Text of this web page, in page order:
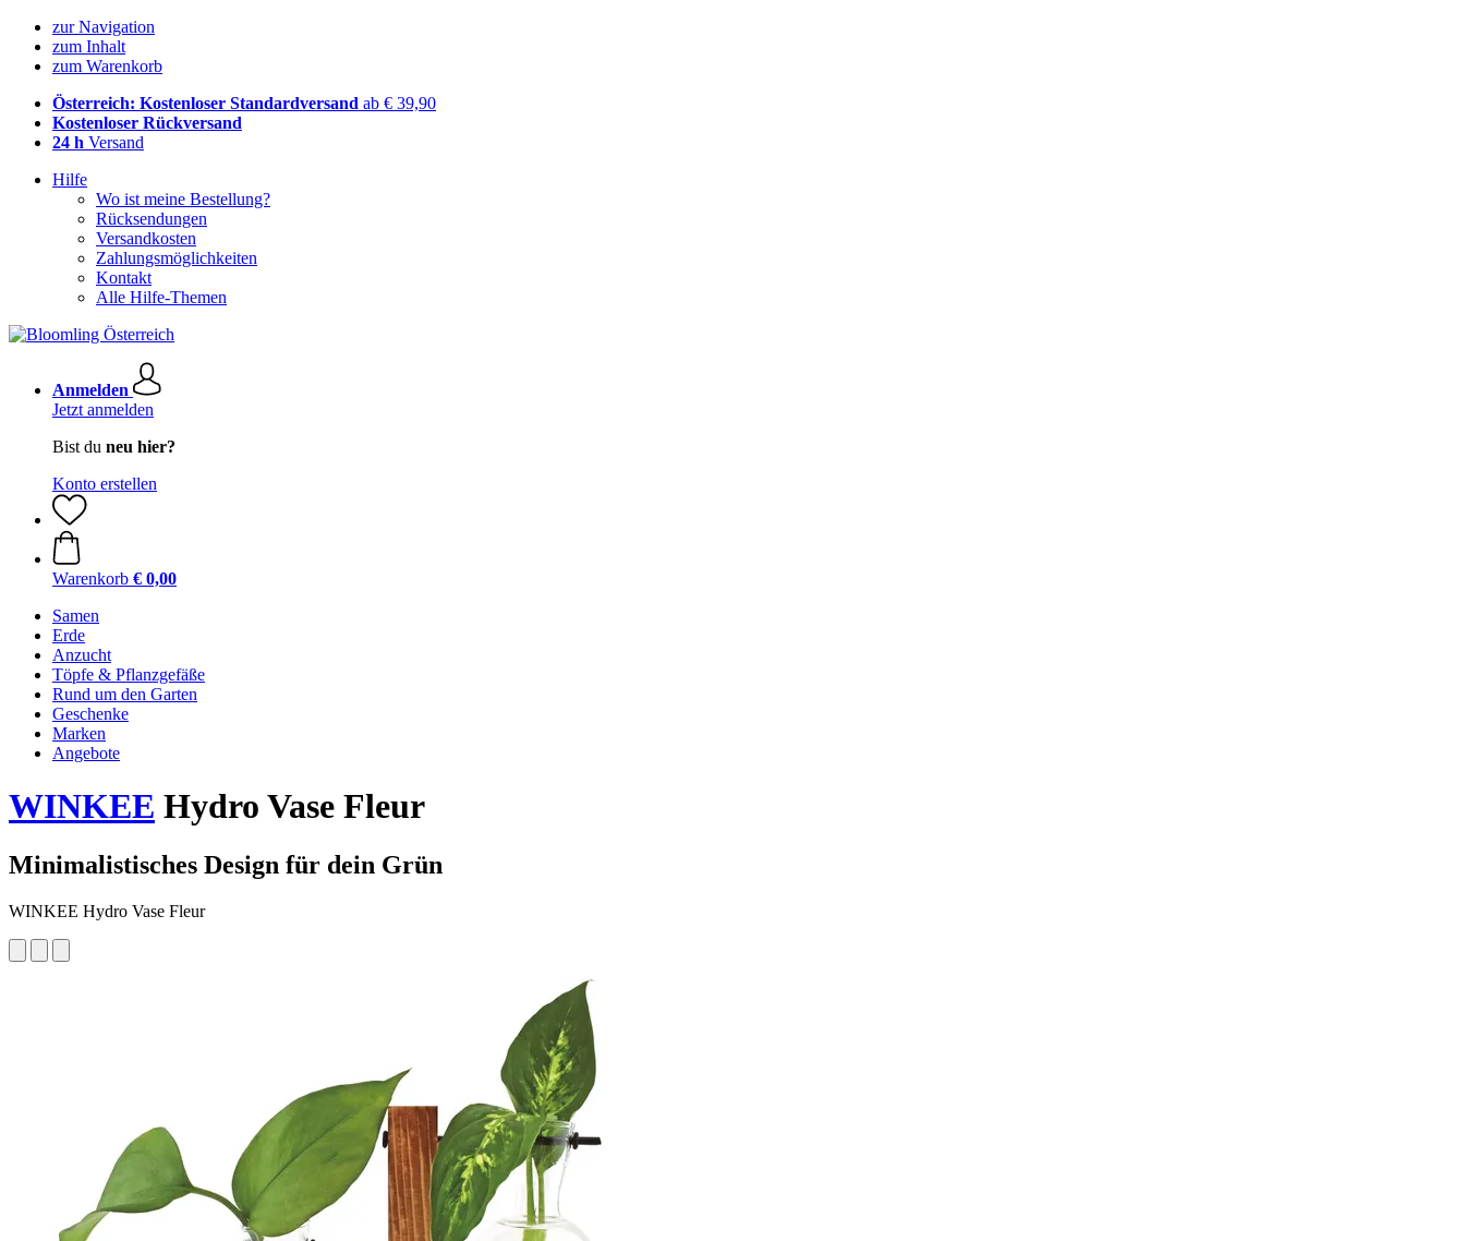
zur Navigation
zum Inhalt
zum Warenkorb
Österreich: Kostenloser Standardversand ab € 39,90
Kostenloser Rückversand
24 h Versand
Hilfe
Wo ist meine Bestellung?
Rücksendungen
Versandkosten
Zahlungsmöglichkeiten
Kontakt
Alle Hilfe-Themen
Anmelden
Jetzt anmelden
Bist du neu hier?
Konto erstellen
Warenkorb € 0,00
Samen
Erde
Anzucht
Töpfe & Pflanzgefäße
Rund um den Garten
Geschenke
Marken
Angebote
WINKEE Hydro Vase Fleur
Minimalistisches Design für dein Grün
WINKEE Hydro Vase Fleur